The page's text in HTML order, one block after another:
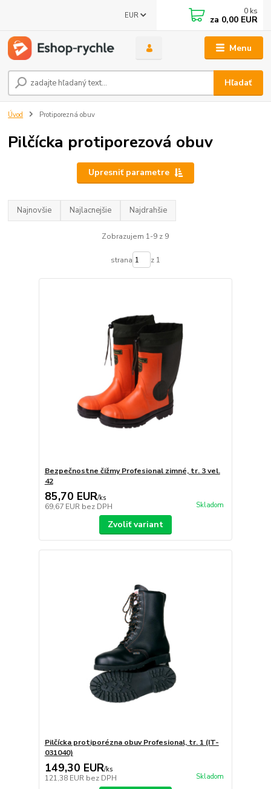
Menu
EUR
Hľadať
0 ks
za 0,00 EUR
Úvod Protiporezná obuv
Pilčícka protiporezová obuv
Upresniť parametre
Najnovšie Najlacnejšie Najdrahšie
Zobrazujem 1-9 z 9
strana z 1
Bezpečnostne čižmy Profesional zimné, tr. 3 vel.
42
85,70 EUR/ks
69,67 EUR bez DPH Skladom
Zvoliť variant
Pilčícka protiporézna obuv Profesional, tr. 1 (IT-
031040)
149,30 EUR/ks
121,38 EUR bez DPH Skladom